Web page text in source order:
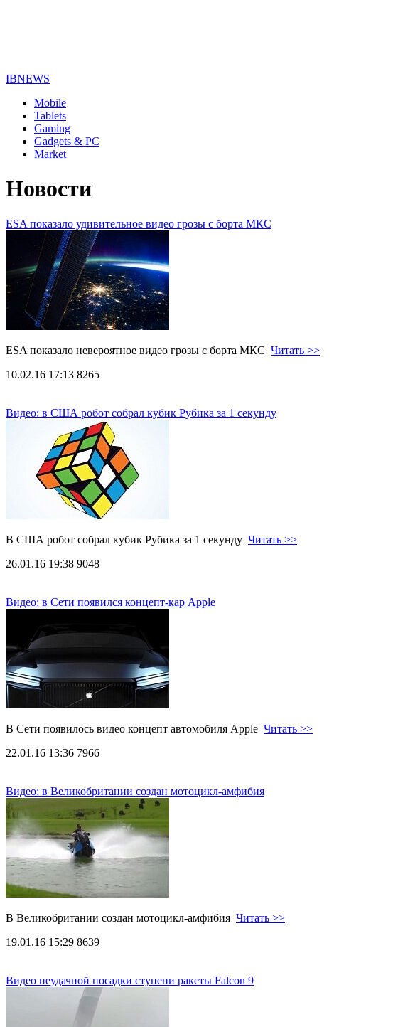
IBNEWS
Mobile
Tablets
Gaming
Gadgets & PC
Market
Новости
ESA показало удивительное видео грозы с борта МКС
ESA показало невероятное видео грозы с борта МКС Читать >>
10.02.16 17:13 8265
Видео: в США робот собрал кубик Рубика за 1 секунду
В США робот собрал кубик Рубика за 1 секунду Читать >>
26.01.16 19:38 9048
Видео: в Сети появился концепт-кар Apple
В Сети появилось видео концепт автомобиля Apple Читать >>
22.01.16 13:36 7966
Видео: в Великобритании создан мотоцикл-амфибия
В Великобритании создан мотоцикл-амфибия Читать >>
19.01.16 15:29 8639
Видео неудачной посадки ступени ракеты Falcon 9